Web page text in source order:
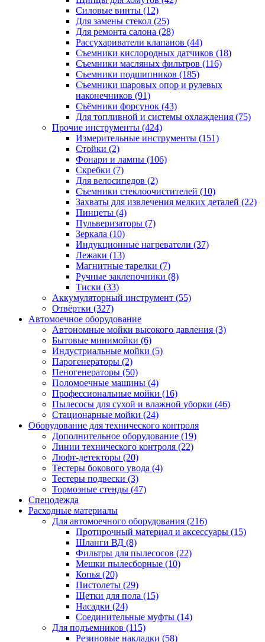
Силовые винты (12)
Для замены стекол (25)
Для ремонта салона (28)
Рассухариватели клапанов (44)
Съемники кислородных датчиков (18)
Съемники масляных фильтров (116)
Съемники подшипников (185)
Съемники шаровых опор и рулевых
наконечников (91)
Съёмники форсунок (43)
Для топливной и системы охлаждения (75)
Прочие инструменты (424)
Измерительные инструменты (151)
Стойки (2)
Фонари и лампы (106)
Скребки (7)
Для велосипедов (2)
Съемники стеклоочистителей (10)
Захваты для извлечения мелких деталей (22)
Пинцеты (4)
Пульверизаторы (7)
Зеркала (10)
Индукционные нагреватели (37)
Лежаки (13)
Магнитные тарелки (7)
Ручные заклепочники (8)
Тиски (33)
Аккумуляторный инструмент (55)
Отвёртки (327)
Автомоечное оборудование
Автономные мойки высокого давления (3)
Бытовые минимойки (6)
Индустриальные мойки (5)
Парогенераторы (2)
Пеногенераторы (50)
Поломоечные машины (4)
Профессиональные мойки (16)
Пылесосы для сухой и влажной уборки (46)
Стационарные мойки (24)
Оборудование для технического контроля
Дополнительное оборудование (19)
Линии технического контроля (22)
Люфт-детекторы (20)
Тестеры бокового увода (4)
Тестеры подвески (3)
Тормозные стенды (47)
Спецодежда
Расходные материалы
Для автомоечного оборудования (216)
Протирочный материал и аксессуары (15)
Шланги ВД (8)
Фильтры для пылесосов (22)
Мешки пылесборные (10)
Копья (20)
Пистолеты (29)
Щетки для пола (15)
Насадки (24)
Соединительные муфты (14)
Для подъемников (115)
Резиновые накладки (58)